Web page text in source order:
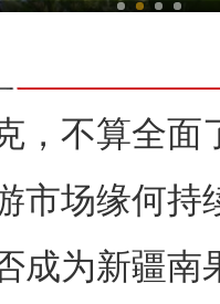
，不算全面
市场缘何持
成为新疆南